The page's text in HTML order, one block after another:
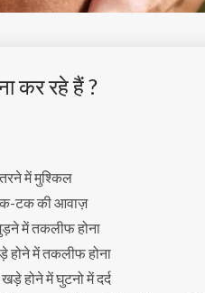
कर रहे हैं ?
में मुश्किल
टक की आवाज़
में तकलीफ होना
होने में तकलीफ होना
होने में घुटनो में दर्द